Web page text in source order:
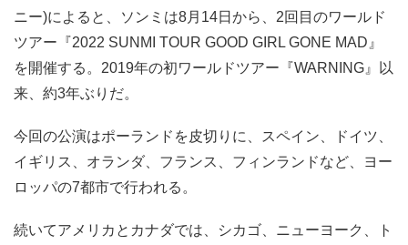
ニー)によると、ソンミは8月14日から、2回目のワールド
ツアー『2022 SUNMI TOUR GOOD GIRL GONE MAD』
を開催する。2019年の初ワールドツアー『WARNING』以
来、約3年ぶりだ。
今回の公演はポーランドを皮切りに、スペイン、ドイツ、
イギリス、オランダ、フランス、フィンランドなど、ヨー
ロッパの7都市で行われる。
続いてアメリカとカナダでは、シカゴ、ニューヨーク、ト